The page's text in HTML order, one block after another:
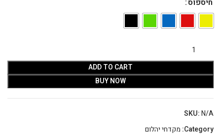
ADD TO CART
BUY NOW
SKU:N/A
Category: מקדחי יהלום